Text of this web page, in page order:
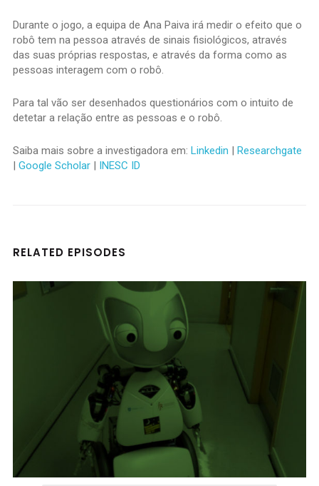
Durante o jogo, a equipa de Ana Paiva irá medir o efeito que o
robô tem na pessoa através de sinais fisiológicos, através
das suas próprias respostas, e através da forma como as
pessoas interagem com o robô.
Para tal vão ser desenhados questionários com o intuito de
detetar a relação entre as pessoas e o robô.
Saiba mais sobre a investigadora em: Linkedin
Researchgate
Google Scholar| INESC ID
RELATED EPISODES